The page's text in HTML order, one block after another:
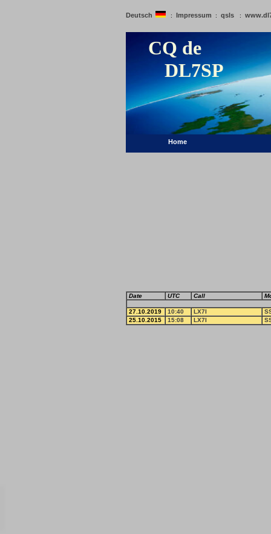
Deutsch : Impressum : qsls :
CQ de
DL7SP
Home
Date UTC Call
27.10.2019 10:40 LX7I
25.10.2015
15:08 LX7I